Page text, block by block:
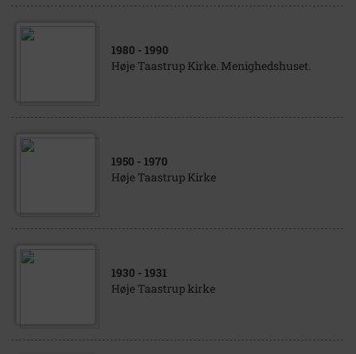
1980 - 1990
Høje Taastrup Kirke. Menighedshuset.
1950 - 1970
Høje Taastrup Kirke
1930 - 1931
Høje Taastrup kirke